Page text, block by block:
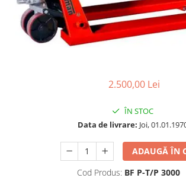
Mori de cereale
Polizoare de cioturi pomi
Tocatoare electrice
Utilaje de fabricat peleti
Transport si manipulare
Dumpere si roabe
Accesorii dumpere
2.500,00 Lei
ÎN STOC
Data de livrare: Joi,
ADAUGĂ ÎN
Cod Produs: BF P-T/P 3000